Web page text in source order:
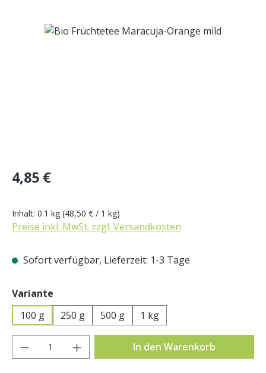
Bildergalerie überspringen
Regulärer Preis:
4,85 €
Inhalt: 0.1 kg (48,50 € / 1 kg)
Preise inkl. MwSt. zzgl. Versandkosten
Sofort verfügbar, Lieferzeit: 1-3 Tage
Variante
100 g
250 g 500 g 1 kg
Produkt Anzahl: Gib den gewünschten
In den Warenkorb